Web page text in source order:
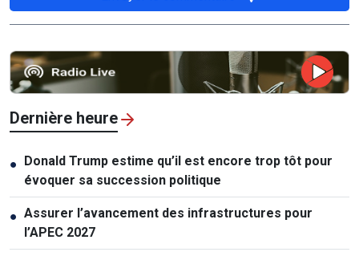
Dernière heure
● Donald Trump estime qu’il est encore trop tôt pour
évoquer sa succession politique
● Assurer l’avancement des infrastructures pour
l’APEC 2027